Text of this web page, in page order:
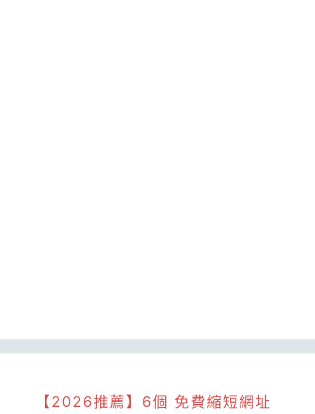
【2026推薦】6個 免費縮短網址